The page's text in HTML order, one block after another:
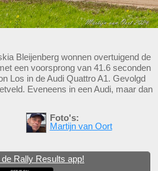
Bleijenberg wonnen overtuigend de
een voorsprong van 41.6 seconden
Los in de Audi Quattro A1. Gevolgd
Eveneens in een Audi, maar dan
Foto's:
Martijn van Oort
Rally Results app!